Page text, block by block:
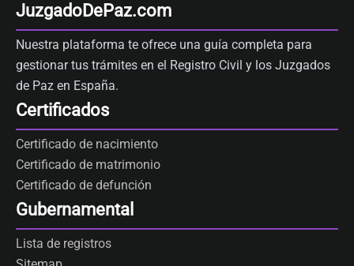
JuzgadoDePaz.com
Nuestra plataforma te ofrece una guía completa para
gestionar tus trámites en el Registro Civil y los Juzgados
de Paz en España.
Certificados
Certificado de nacimiento
Certificado de matrimonio
Certificado de defunción
Gubernamental
Lista de registros